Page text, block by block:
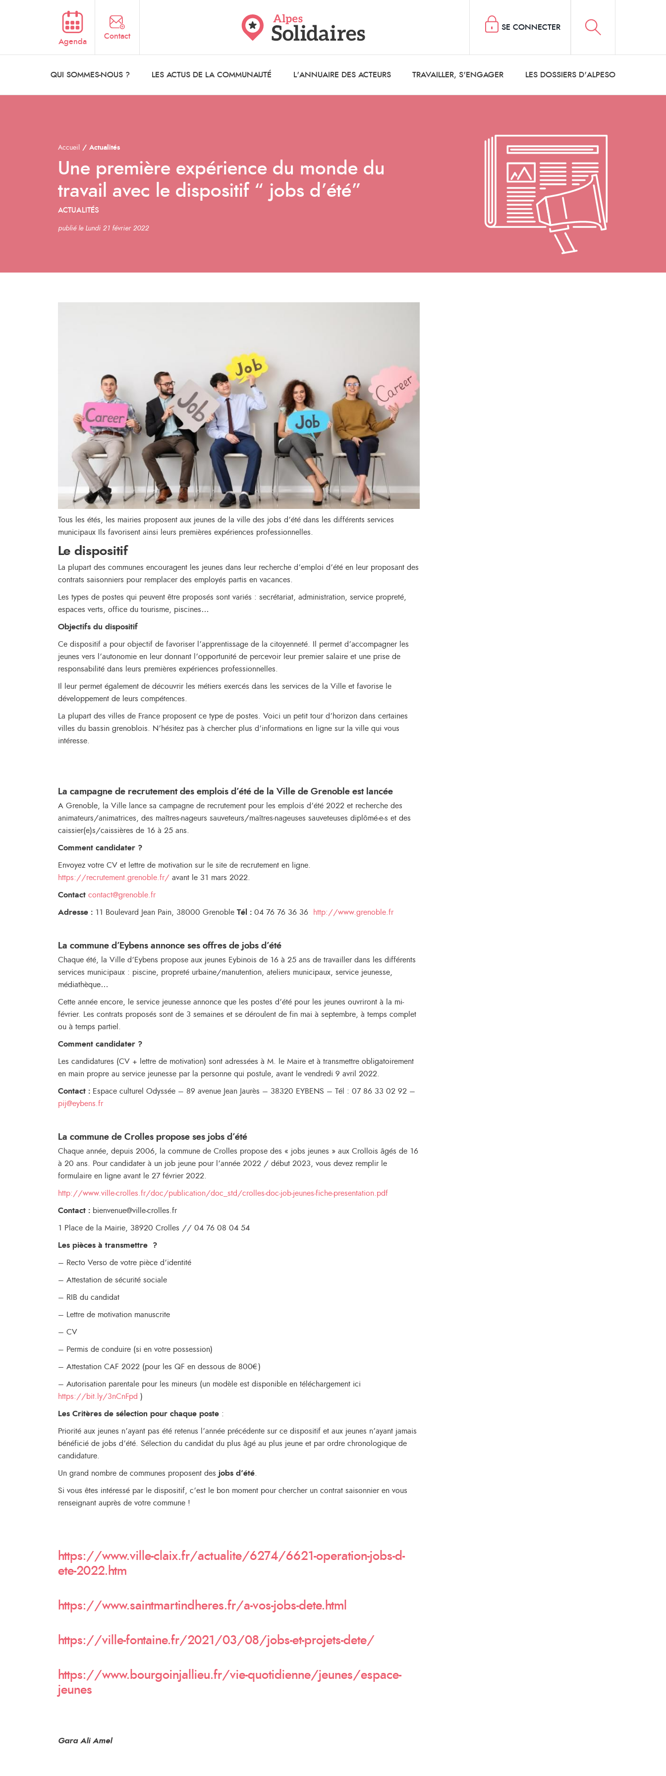
Agenda
Contact
QUI SOMMES-NOUS ? LES ACTUS DE LA COMMUNAUTÉ L'ANNUAIRE DES ACTEURS TRAVAILLER, S'ENGAGER LES DOSSIERS D'ALPESO
SE CONNECTER
Accueil Actualités
Une première expérience du monde du
travail avec le dispositif “ jobs d’été”
ACTUALITÉS
publié le Lundi 21 février 2022
Tous les étés, les mairies proposent aux jeunes de la ville des jobs d’été dans les différents services
municipaux Ils favorisent ainsi leurs premières expériences professionnelles.
Le dispositif
La plupart des communes encouragent les jeunes dans leur recherche d’emploi d’été en leur proposant des
contrats saisonniers pour remplacer des employés partis en vacances.
Les types de postes qui peuvent être proposés sont variés : secrétariat, administration, service propreté,
espaces verts, office du tourisme, piscines…
Objectifs du dispositif
Ce dispositif a pour objectif de favoriser l’apprentissage de la citoyenneté. Il permet d’accompagner les
jeunes vers l’autonomie en leur donnant l’opportunité de percevoir leur premier salaire et une prise de
responsabilité dans leurs premières expériences professionnelles.
Il leur permet également de découvrir les métiers exercés dans les services de la Ville et favorise le
développement de leurs compétences.
La plupart des villes de France proposent ce type de postes. Voici un petit tour d’horizon dans certaines
villes du bassin grenoblois. N’hésitez pas à chercher plus d’informations en ligne sur la ville qui vous
intéresse.
La campagne de recrutement des emplois d’été de la Ville de Grenoble est lancée
A Grenoble, la Ville lance sa campagne de recrutement pour les emplois d’été 2022 et recherche des
animateurs/animatrices, des maîtres-nageurs sauveteurs/maîtres-nageuses sauveteuses diplômé-e-s et des
caissier(e)s/caissières de 16 à 25 ans.
Comment candidater ?
Envoyez votre CV et lettre de motivation sur le site de recrutement en ligne.
https://recrutement.grenoble.fr/ avant le 31 mars 2022.
Contact contact@grenoble.fr
Adresse : 11 Boulevard Jean Pain, 38000 Grenoble Tél : 04 76 76 36 36 http://www.grenoble.fr
La commune d’Eybens annonce ses offres de jobs d’été
Chaque été, la Ville d’Eybens propose aux jeunes Eybinois de 16 à 25 ans de travailler dans les différents
services municipaux : piscine, propreté urbaine/manutention, ateliers municipaux, service jeunesse,
médiathèque…
Cette année encore, le service jeunesse annonce que les postes d’été pour les jeunes ouvriront à la mi-
février. Les contrats proposés sont de 3 semaines et se déroulent de fin mai à septembre, à temps complet
ou à temps partiel.
Comment candidater ?
Les candidatures (CV + lettre de motivation) sont adressées à M. le Maire et à transmettre obligatoirement
en main propre au service jeunesse par la personne qui postule, avant le vendredi 9 avril 2022.
Contact : Espace culturel Odyssée – 89 avenue Jean Jaurès – 38320 EYBENS – Tél : 07 86 33 02 92 –
pij@eybens.fr
La commune de Crolles propose ses jobs d’été
Chaque année, depuis 2006, la commune de Crolles propose des « jobs jeunes » aux Crollois âgés de 16
à 20 ans. Pour candidater à un job jeune pour l’année 2022 / début 2023, vous devez remplir le
formulaire en ligne avant le 27 février 2022.
http://www.ville-crolles.fr/doc/publication/doc_std/crolles-doc-job-jeunes-fiche-presentation.pdf
Contact : bienvenue@ville-crolles.fr
1 Place de la Mairie, 38920 Crolles // 04 76 08 04 54
Les pièces à transmettre ?
– Recto Verso de votre pièce d’identité
– Attestation de sécurité sociale
– RIB du candidat
– Lettre de motivation manuscrite
– CV
– Permis de conduire (si en votre possession)
– Attestation CAF 2022 (pour les QF en dessous de 800€)
– Autorisation parentale pour les mineurs (un modèle est disponible en téléchargement ici
https://bit.ly/3nCnFpd )
Les Critères de sélection pour chaque poste :
Priorité aux jeunes n’ayant pas été retenus l’année précédente sur ce dispositif et aux jeunes n’ayant jamais
bénéficié de jobs d’été. Sélection du candidat du plus âgé au plus jeune et par ordre chronologique de
candidature.
Un grand nombre de communes proposent des jobs d’été.
Si vous êtes intéressé par le dispositif, c’est le bon moment pour chercher un contrat saisonnier en vous
renseignant auprès de votre commune !
https://www.ville-claix.fr/actualite/6274/6621-operation-jobs-d-
ete-2022.htm
https://www.saintmartindheres.fr/a-vos-jobs-dete.html
https://ville-fontaine.fr/2021/03/08/jobs-et-projets-dete/
https://www.bourgoinjallieu.fr/vie-quotidienne/jeunes/espace-
jeunes
Gara Ali Amel